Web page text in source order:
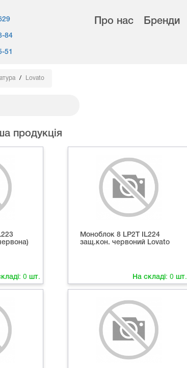
84
51
Про нас Бренди
Lovato
продукція
0 шт.
Моноблок 8 LP2T IL224
защ.кон. червоний Lovato
На складі:0 шт.